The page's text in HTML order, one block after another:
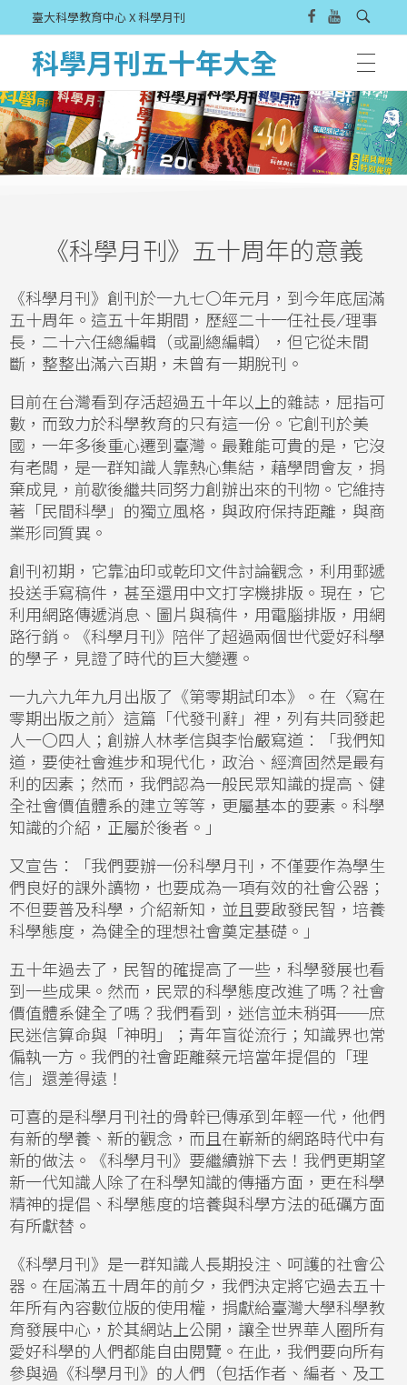
臺大科學教育中心 X 科學月刊
科學月刊五十年大全
《科學月刊》五十周年的意義
《科學月刊》創刊於一九七〇年元月，到今年底屆滿
五十周年。這五十年期間，歷經二十一任社長/理事
長，二十六任總編輯（或副總編輯），但它從未間
斷，整整出滿六百期，未曾有一期脫刊。
目前在台灣看到存活超過五十年以上的雜誌，屈指可
數，而致力於科學教育的只有這一份。它創刊於美
國，一年多後重心遷到臺灣。最難能可貴的是，它沒
有老闆，是一群知識人靠熱心集結，藉學問會友，捐
棄成見，前歇後繼共同努力創辦出來的刊物。它維持
著「民間科學」的獨立風格，與政府保持距離，與商
業形同質異。
創刊初期，它靠油印或乾印文件討論觀念，利用郵遞
投送手寫稿件，甚至還用中文打字機排版。現在，它
利用網路傳遞消息、圖片與稿件，用電腦排版，用網
路行銷。《科學月刊》陪伴了超過兩個世代愛好科學
的學子，見證了時代的巨大變遷。
一九六九年九月出版了《第零期試印本》。在〈寫在
零期出版之前〉這篇「代發刊辭」裡，列有共同發起
人一〇四人；創辦人林孝信與李怡嚴寫道：「我們知
道，要使社會進步和現代化，政治、經濟固然是最有
利的因素；然而，我們認為一般民眾知識的提高、健
全社會價值體系的建立等等，更屬基本的要素。科學
知識的介紹，正屬於後者。」
又宣告：「我們要辦一份科學月刊，不僅要作為學生
們良好的課外讀物，也要成為一項有效的社會公器；
不但要普及科學，介紹新知，並且要啟發民智，培養
科學態度，為健全的理想社會奠定基礎。」
五十年過去了，民智的確提高了一些，科學發展也看
到一些成果。然而，民眾的科學態度改進了嗎？社會
價值體系健全了嗎？我們看到，迷信並未稍弭──庶
民迷信算命與「神明」；青年盲從流行；知識界也常
偏執一方。我們的社會距離蔡元培當年提倡的「理
信」還差得遠！
可喜的是科學月刊社的骨幹已傳承到年輕一代，他們
有新的學養、新的觀念，而且在嶄新的網路時代中有
新的做法。《科學月刊》要繼續辦下去！我們更期望
新一代知識人除了在科學知識的傳播方面，更在科學
精神的提倡、科學態度的培養與科學方法的砥礪方面
有所獻替。
《科學月刊》是一群知識人長期投注、呵護的社會公
器。在屆滿五十周年的前夕，我們決定將它過去五十
年所有內容數位版的使用權，捐獻給臺灣大學科學教
育發展中心，於其網站上公開，讓全世界華人圈所有
愛好科學的人們都能自由閱覽。在此，我們要向所有
參與過《科學月刊》的人們（包括作者、編者、及工